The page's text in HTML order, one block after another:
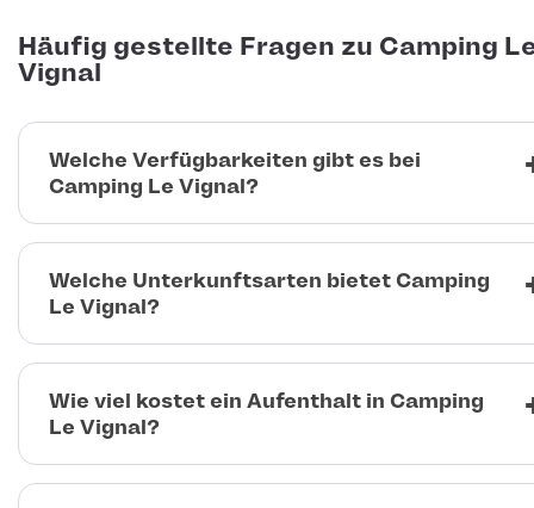
Häufig gestellte Fragen zu Camping
Vignal
Welche Verfügbarkeiten gibt es bei
Camping Le Vignal?
Welche Unterkunftsarten bietet Camping
Le Vignal?
Wie viel kostet ein Aufenthalt in Camping
Le Vignal?